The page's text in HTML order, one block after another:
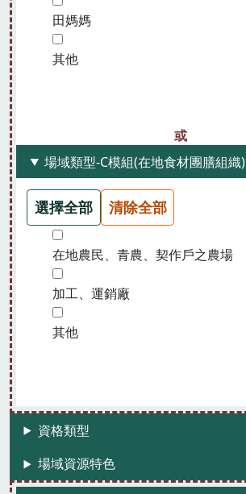
田媽媽
其他
場域類型-C模組(在地食材團膳組織)
選擇全部 清除全部
在地農民、青農、契作戶之農場
加工、運銷廠
其他
資格類型
場域資源特色